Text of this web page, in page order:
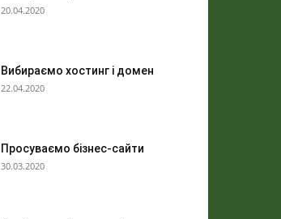
20.04.2020
Вибираємо хостинг і домен
22.04.2020
Просуваємо бізнес-сайти
30.03.2020